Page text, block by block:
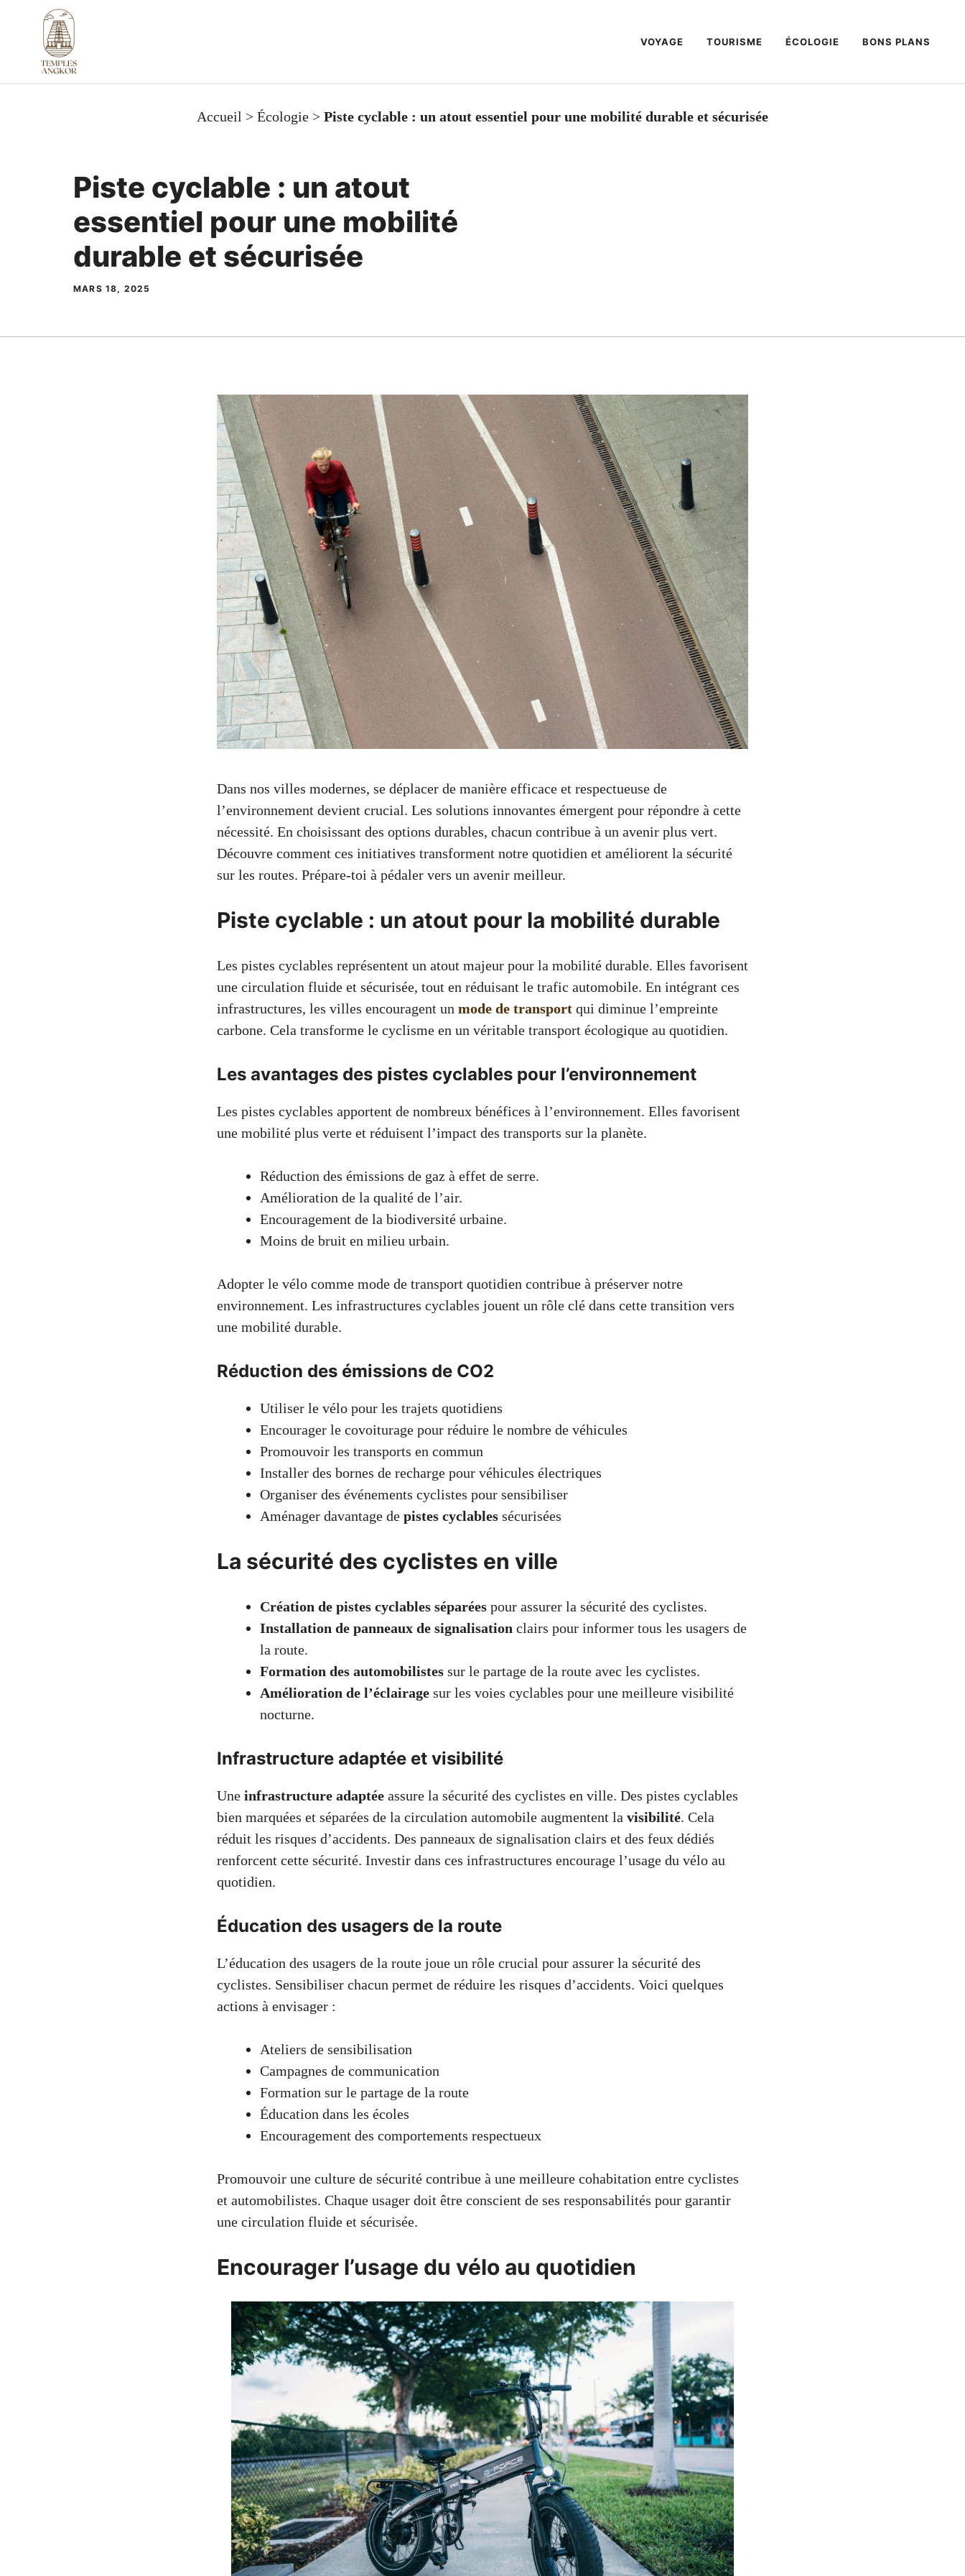
contenu
VOYAGE TOURISME ÉCOLOGIE BONS PLANS
Accueil > Écologie > Piste cyclable : un atout essentiel pour une mobilité durable et sécurisée
Piste cyclable : un atout
essentiel pour une mobilité
durable et sécurisée
MARS 18, 2025
Dans nos villes modernes, se déplacer de manière efficace et respectueuse de
l’environnement devient crucial. Les solutions innovantes émergent pour répondre à cette
nécessité. En choisissant des options durables, chacun contribue à un avenir plus vert.
Découvre comment ces initiatives transforment notre quotidien et améliorent la sécurité
sur les routes. Prépare-toi à pédaler vers un avenir meilleur.
Piste cyclable : un atout pour la mobilité durable
Les pistes cyclables représentent un atout majeur pour la mobilité durable. Elles favorisent
une circulation fluide et sécurisée, tout en réduisant le trafic automobile. En intégrant ces
infrastructures, les villes encouragent un mode de transport qui diminue l’empreinte
carbone. Cela transforme le cyclisme en un véritable transport écologique au quotidien.
Les avantages des pistes cyclables pour l’environnement
Les pistes cyclables apportent de nombreux bénéfices à l’environnement. Elles favorisent
une mobilité plus verte et réduisent l’impact des transports sur la planète.
Réduction des émissions de gaz à effet de serre.
Amélioration de la qualité de l’air.
Encouragement de la biodiversité urbaine.
Moins de bruit en milieu urbain.
Adopter le vélo comme mode de transport quotidien contribue à préserver notre
environnement. Les infrastructures cyclables jouent un rôle clé dans cette transition vers
une mobilité durable.
Réduction des émissions de CO2
Utiliser le vélo pour les trajets quotidiens
Encourager le covoiturage pour réduire le nombre de véhicules
Promouvoir les transports en commun
Installer des bornes de recharge pour véhicules électriques
Organiser des événements cyclistes pour sensibiliser
Aménager davantage de pistes cyclables sécurisées
La sécurité des cyclistes en ville
Création de pistes cyclables séparées pour assurer la sécurité des cyclistes.
Installation de panneaux de signalisation clairs pour informer tous les usagers de
la route.
Formation des automobilistes sur le partage de la route avec les cyclistes.
Amélioration de l’éclairage sur les voies cyclables pour une meilleure visibilité
nocturne.
Infrastructure adaptée et visibilité
Une infrastructure adaptée assure la sécurité des cyclistes en ville. Des pistes cyclables
bien marquées et séparées de la circulation automobile augmentent la visibilité. Cela
réduit les risques d’accidents. Des panneaux de signalisation clairs et des feux dédiés
renforcent cette sécurité. Investir dans ces infrastructures encourage l’usage du vélo au
quotidien.
Éducation des usagers de la route
L’éducation des usagers de la route joue un rôle crucial pour assurer la sécurité des
cyclistes. Sensibiliser chacun permet de réduire les risques d’accidents. Voici quelques
actions à envisager :
Ateliers de sensibilisation
Campagnes de communication
Formation sur le partage de la route
Éducation dans les écoles
Encouragement des comportements respectueux
Promouvoir une culture de sécurité contribue à une meilleure cohabitation entre cyclistes
et automobilistes. Chaque usager doit être conscient de ses responsabilités pour garantir
une circulation fluide et sécurisée.
Encourager l’usage du vélo au quotidien